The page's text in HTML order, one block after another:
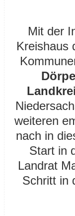
Mit der
Kreishaus
weiteren
nach in
Start in
Landrat
Schritt in